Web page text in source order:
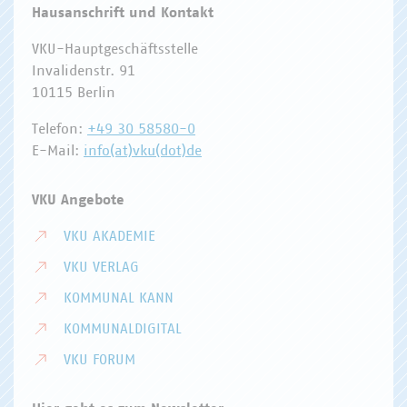
Hausanschrift und Kontakt
VKU-Hauptgeschäftsstelle
Invalidenstr. 91
10115 Berlin
Telefon: +49 30 58580-0
E-Mail: info(at)vku(dot)de
VKU Angebote
VKU AKADEMIE
VKU VERLAG
KOMMUNAL KANN
KOMMUNALDIGITAL
VKU FORUM